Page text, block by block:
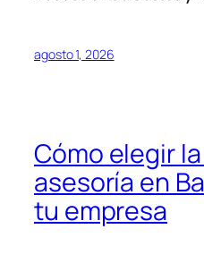
agosto 1, 2026
Cómo elegir
asesoría en
tu empresa